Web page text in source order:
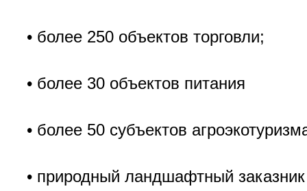
• более 250 объектов торговли;
• более 30 объектов питания
• более 50 субъектов
• природный ландшафтный